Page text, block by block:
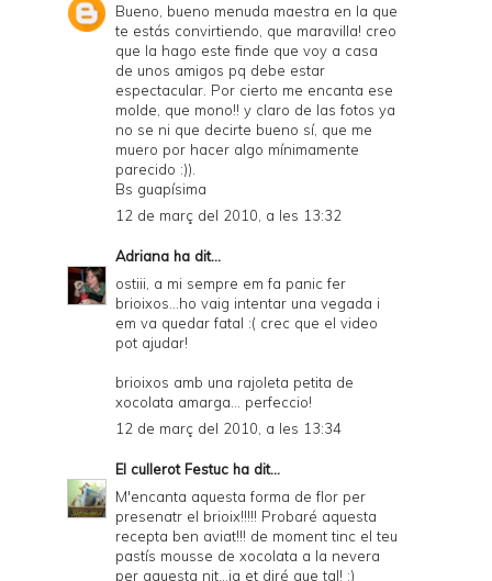
Bueno, bueno menuda maestra en la que
te estás convirtiendo, que maravilla! creo
que la hago este finde que voy a casa
de unos amigos pq debe estar
espectacular. Por cierto me encanta ese
molde, que mono!! y claro de las fotos ya
no se ni que decirte bueno sí, que me
muero por hacer algo mínimamente
parecido :)).
Bs guapísima
12 de març del 2010, a les 13:32
Adriana ha dit...
ostiii, a mi sempre em fa panic fer
brioixos...ho vaig intentar una vegada i
em va quedar fatal :( crec que el video
pot ajudar!
brioixos amb una rajoleta petita de
xocolata amarga... perfeccio!
12 de març del 2010, a les 13:34
El cullerot Festuc ha dit...
M'encanta aquesta forma de flor per
presenatr el brioix!!!!! Probaré aquesta
recepta ben aviat!!! de moment tinc el teu
pastís mousse de xocolata a la nevera
per aquesta nit...ja et diré que tal! :)